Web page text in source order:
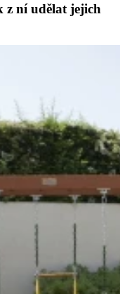
z ní udělat jejich